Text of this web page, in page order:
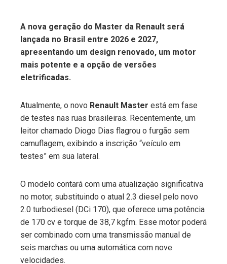
A nova geração do Master da Renault será
lançada no Brasil entre 2026 e 2027,
apresentando um design renovado, um motor
mais potente e a opção de versões
eletrificadas.
Atualmente, o novo Renault Master está em fase
de testes nas ruas brasileiras. Recentemente, um
leitor chamado Diogo Dias flagrou o furgão sem
camuflagem, exibindo a inscrição “veículo em
testes” em sua lateral.
O modelo contará com uma atualização significativa
no motor, substituindo o atual 2.3 diesel pelo novo
2.0 turbodiesel (DCi 170), que oferece uma potência
de 170 cv e torque de 38,7 kgfm. Esse motor poderá
ser combinado com uma transmissão manual de
seis marchas ou uma automática com nove
velocidades.